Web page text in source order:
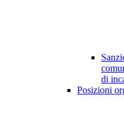
di
Posizioni